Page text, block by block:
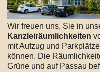
Wir freuen uns, Sie in
Kanzleiräumlichkeiten
mit Aufzug und
können. Die
Grüne und auf Passau